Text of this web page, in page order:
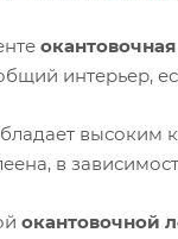
интерьер,
высоким
в
окантовочной